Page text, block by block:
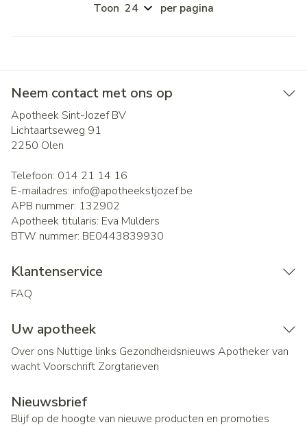
Toon per pagina
Neem contact met ons op
Apotheek Sint-Jozef BV
Lichtaartseweg 91
2250 Olen
Telefoon: 014 21 14 16
E-mailadres: info@apotheekstjozef.be
APB nummer: 132902
Apotheek titularis: Eva Mulders
BTW nummer: BE0443839930
Klantenservice
FAQ
Uw apotheek
Over ons Nuttige links Gezondheidsnieuws Apotheker van
wachtVoorschrift Zorgtarieven
Nieuwsbrief
Blijf op de hoogte van nieuwe producten en promoties